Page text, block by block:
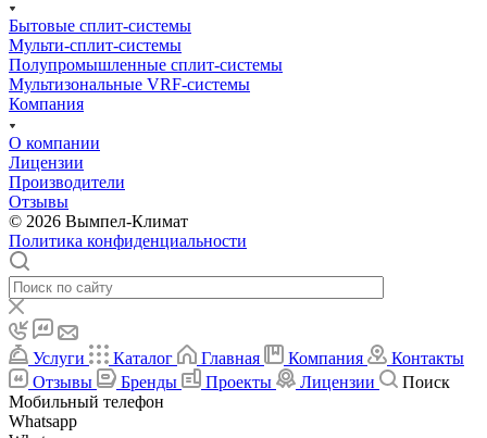
Бытовые сплит-системы
Мульти-сплит-системы
Полупромышленные сплит-системы
Мультизональные VRF-системы
Компания
О компании
Лицензии
Производители
Отзывы
© 2026 Вымпел-Климат
Политика конфиденциальности
Услуги Каталог Главная Компания
Контакты
Отзывы
Бренды Проекты Лицензии
Поиск
Мобильный телефон
Whatsapp